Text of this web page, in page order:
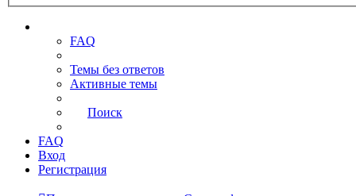
FAQ
Темы без ответов
Активные темы
Поиск
FAQ
Вход
Регистрация